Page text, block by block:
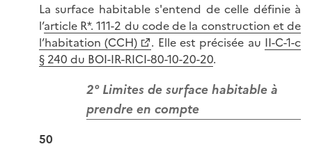
La surface habitable s'entend de celle définie à
l’article R*. 111-2 du code de la construction et de
l’habitation (CCH)
. Elle est précisée au II-C-1-c
§ 240 du BOI-IR-RICI-80-10-20-20.
2° Limites de surface habitable à
prendre en compte
50